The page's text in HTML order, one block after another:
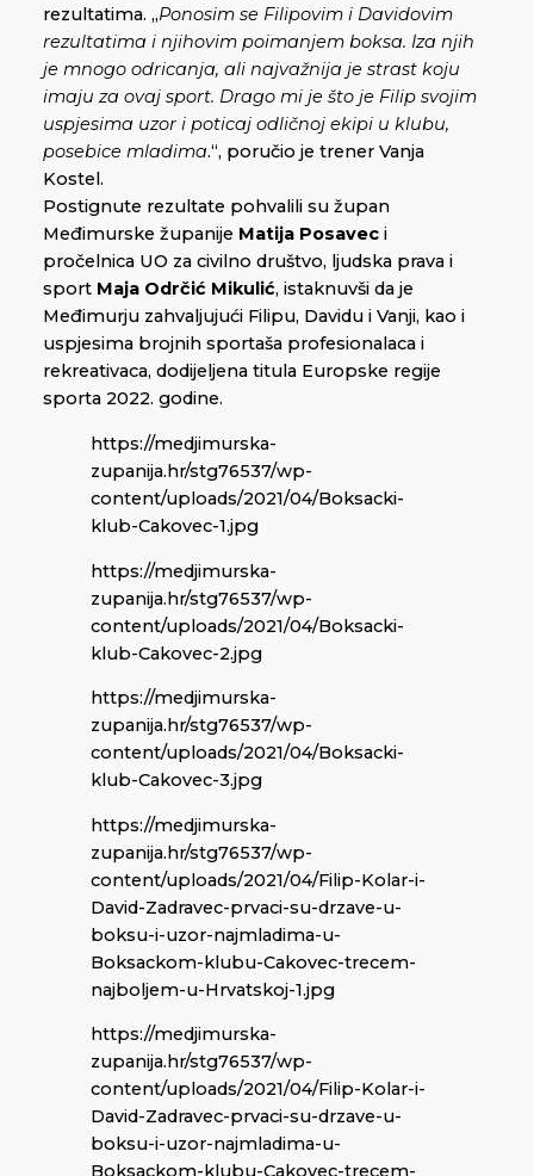
rezultatima. „Ponosim se Filipovim i Davidovim
rezultatima i njihovim poimanjem boksa. Iza njih
je mnogo odricanja, ali najvažnija je strast koju
imaju za ovaj sport. Drago mi je što je Filip svojim
uspjesima uzor i poticaj odličnoj ekipi u klubu,
posebice mladima.“, poručio je trener Vanja
Kostel.
Postignute rezultate pohvalili su župan
Međimurske županije Matija Posavec i
pročelnica UO za civilno društvo, ljudska prava i
sport Maja Odrčić Mikulić, istaknuvši da je
Međimurju zahvaljujući Filipu, Davidu i Vanji, kao i
uspjesima brojnih sportaša profesionalaca i
rekreativaca, dodijeljena titula Europske regije
sporta 2022. godine.
https://medjimurska-
zupanija.hr/stg76537/wp-
content/uploads/2021/04/Boksacki-
klub-Cakovec-1.jpg
https://medjimurska-
zupanija.hr/stg76537/wp-
content/uploads/2021/04/Boksacki-
klub-Cakovec-2.jpg
https://medjimurska-
zupanija.hr/stg76537/wp-
content/uploads/2021/04/Boksacki-
klub-Cakovec-3.jpg
https://medjimurska-
zupanija.hr/stg76537/wp-
content/uploads/2021/04/Filip-Kolar-i-
David-Zadravec-prvaci-su-drzave-u-
boksu-i-uzor-najmladima-u-
Boksackom-klubu-Cakovec-trecem-
najboljem-u-Hrvatskoj-1.jpg
https://medjimurska-
zupanija.hr/stg76537/wp-
content/uploads/2021/04/Filip-Kolar-i-
David-Zadravec-prvaci-su-drzave-u-
boksu-i-uzor-najmladima-u-
Boksackom-klubu-Cakovec-trecem-